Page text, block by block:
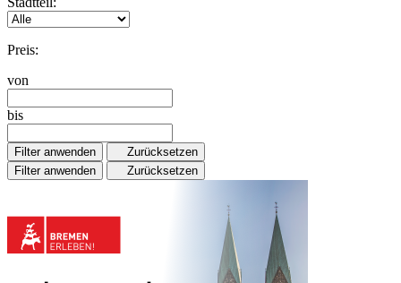
Preis:
von
bis
Filter anwenden
Zurücksetzen
Filter anwenden
Zurücksetzen